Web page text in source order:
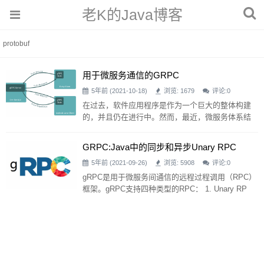
老K的Java博客
protobuf
用于微服务通信的gRPC
5年前 (2021-10-18) 浏览: 1679 评论:0
在过去，软件应用程序是作为一个巨大的整体构建
的，并且仍在进行中。然而，最近，微服务体系结
务体系结构中，微服务通常需要相互通信。与传统
的RESTfulWebAPI相比，基于gRPC的RPC框架可
以更好地替代微服务通信。 什么是微服务体系结
构？ 微服务体系结构由许多（通常是数百个）小
型、自治、自包含的服务组成。微服务是围绕业务
GRPC:Java中的同步和异步unary RPC
5年前 (2021-09-26) 浏览: 5908 评论:0
gRPC是用于微服务间通信的远程过程调用（RPC）
框架。gRPC支持四种类型的RPC： 1. Unary RP